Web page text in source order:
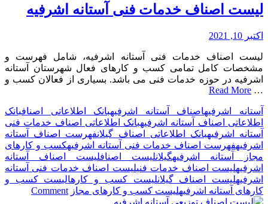
رودسرلیست اصناف خدمات فنی آستانه اشرفیه
اکتبر 10, 2021
لیست اصناف خدمات فنی آستانه اشرفیه، شامل فهرست و
مشخصات کامل تمامی کسب و کارهای فعال شهرستان آستانه
اشرفیه در حوزه خدمات فنی می باشد. بسیاری از فعالان کسب و
…
Read More
آستانه اشرفیهاصناف آستانه اشرفیهبانک اطلاعاتی اصنافبانک
اطلاعاتی اصناف آستانه اشرفیهبانک اطلاعاتی اصناف خدمات فنی
آستانه اشرفیهبانک اطلاعاتی اصناف گیلانفهرست اصناف آستانه
اشرفیهفهرست اصناف خدمات فنی آستانه اشرفیهکسب و کارهای
مجاز آستانه اشرفیهگیلانلیست اصنافلیست اصناف آستانه
اشرفیهلیست اصناف خدمات فنیلیست اصناف خدمات فنی آستانه
اشرفیهلیست اصناف گیلانلیست کسب و کارهالیست کسب و
کارهای آستانه اشرفیهلیست کسب و کارهای مجاز Comment
on